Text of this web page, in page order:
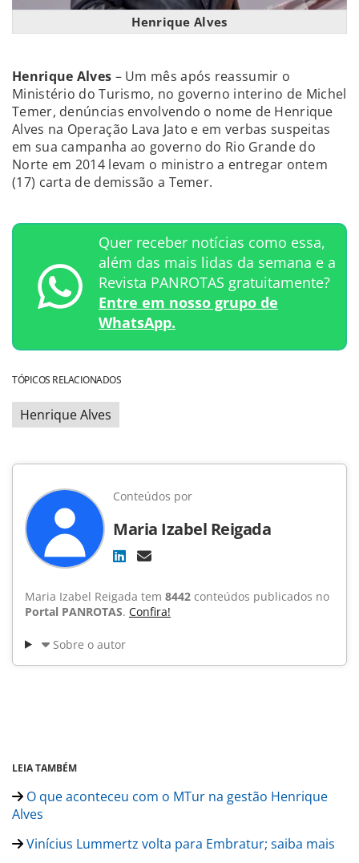
Henrique Alves
Henrique Alves – Um mês após reassumir o
Ministério do Turismo, no governo interino de Michel
Temer, denúncias envolvendo o nome de Henrique
Alves na Operação Lava Jato e em verbas suspeitas
em sua campanha ao governo do Rio Grande do
Norte em 2014 levam o ministro a entregar ontem
(17) carta de demissão a Temer.
Quer receber notícias como essa,
além das mais lidas da semana e a
Revista PANROTAS gratuitamente?
Entre em nosso grupo de
WhatsApp.
TÓPICOS RELACIONADOS
Henrique Alves
Conteúdos por
Maria Izabel Reigada
Maria Izabel Reigada tem 8442 conteúdos publicados no
Portal PANROTAS. Confira!
Sobre o autor
LEIA TAMBÉM
O que aconteceu com o MTur na gestão Henrique
Alves
Vinícius Lummertz volta para Embratur; saiba mais